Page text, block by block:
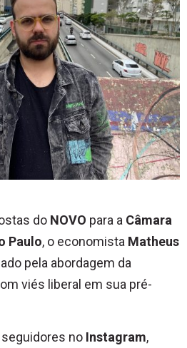
do NOVO para a Câmara
Paulo, o economista Matheus
pela abordagem da
viés liberal em sua pré-
no Instagram,